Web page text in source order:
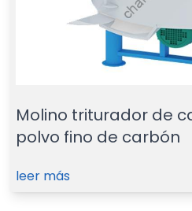
Molino triturador de
polvo fino de carbón
leer más